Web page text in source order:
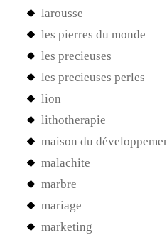
larousse
les pierres du monde
les precieuses
les precieuses perles
lion
lithotherapie
maison du
malachite
marbre
mariage
marketing